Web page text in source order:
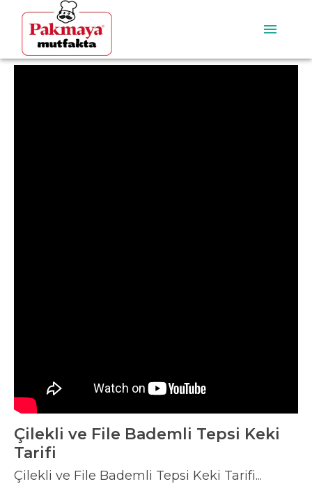
Çilekli ve File Bademli Tepsi Keki
Tarifi
Çilekli ve File Bademli Tepsi Keki Tarifi...